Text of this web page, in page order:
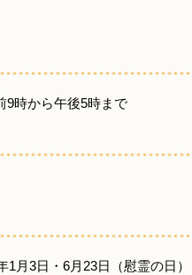
9時から午後5時まで
月3日・6月23日（慰霊の日）